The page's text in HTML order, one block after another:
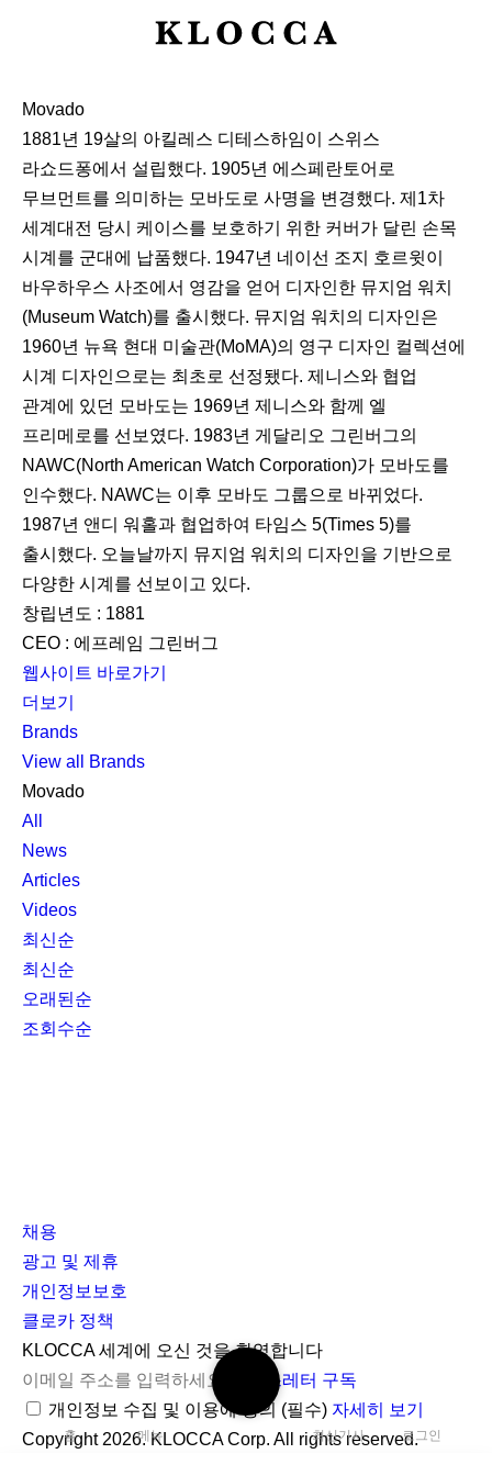
K
C
A
검
색
하
기
홈 메뉴 최신기사 로그인
Movado
1881년 19살의 아킬레스 디테스하임이 스위스
라쇼드퐁에서 설립했다. 1905년 에스페란토어로
무브먼트를 의미하는 모바도로 사명을 변경했다. 제1차
세계대전 당시 케이스를 보호하기 위한 커버가 달린 손목
시계를 군대에 납품했다. 1947년 네이선 조지 호르윗이
바우하우스 사조에서 영감을 얻어 디자인한 뮤지엄 워치
(Museum Watch)를 출시했다. 뮤지엄 워치의 디자인은
1960년 뉴욕 현대 미술관(MoMA)의 영구 디자인 컬렉션에
시계 디자인으로는 최초로 선정됐다. 제니스와 협업
관계에 있던 모바도는 1969년 제니스와 함께 엘
프리메로를 선보였다. 1983년 게달리오 그린버그의
NAWC(North American Watch Corporation)가 모바도를
인수했다. NAWC는 이후 모바도 그룹으로 바뀌었다.
1987년 앤디 워홀과 협업하여 타임스 5(Times 5)를
출시했다. 오늘날까지 뮤지엄 워치의 디자인을 기반으로
다양한 시계를 선보이고 있다.
창립년도 : 1881
CEO : 에프레임 그린버그
웹사이트 바로가기
더보기
Brands
View all Brands
Movado
All
News
Articles
Videos
최신순
최신순
오래된순
조회수순
채용
광고 및 제휴
개인정보보호
클로카 정책
I
n
s
t
Y
o
u
t
K
L
O
C
KLOCCA 세계에 오신 것을 환영합니다
뉴스레터 구독
개인정보 수집 및 이용에 동의 (필수) 자세히 보기
Copyright 2026. KLOCCA Corp. All rights reserved.